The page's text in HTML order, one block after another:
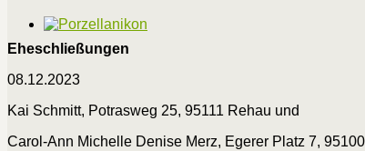
Eheschließungen
08.12.2023
Kai Schmitt, Potrasweg 25, 95111 Rehau und
Carol-Ann Michelle Denise Merz, Egerer Platz 7,